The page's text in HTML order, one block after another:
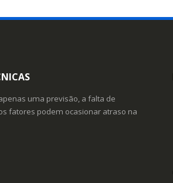
uma previsão, a falta de
fatores podem ocasionar atraso na